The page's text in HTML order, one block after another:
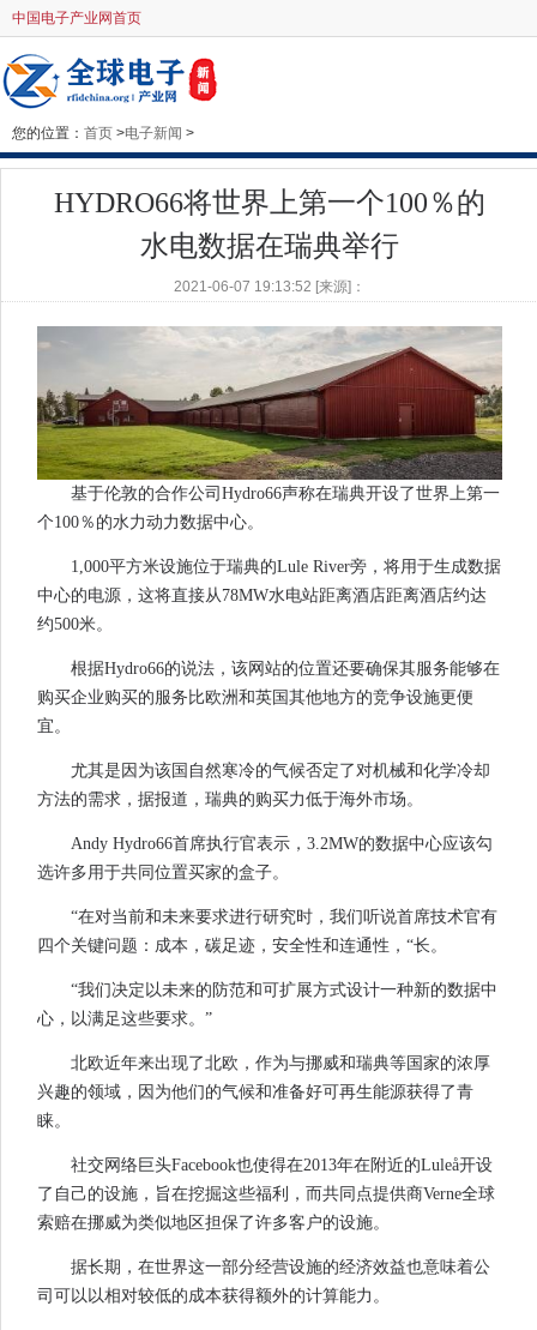
中国电子产业网首页
您的位置： 首页 >电子新闻 >
HYDRO66将世界上第一个100％的
水电数据在瑞典举行
2021-06-07 19:13:52 [来源]：
基于伦敦的合作公司Hydro66声称在瑞典开设了世界上第一
个100％的水力动力数据中心。
1,000平方米设施位于瑞典的Lule River旁，将用于生成数据
中心的电源，这将直接从78MW水电站距离酒店距离酒店约达
约500米。
根据Hydro66的说法，该网站的位置还要确保其服务能够在
购买企业购买的服务比欧洲和英国其他地方的竞争设施更便
宜。
尤其是因为该国自然寒冷的气候否定了对机械和化学冷却
方法的需求，据报道，瑞典的购买力低于海外市场。
Andy Hydro66首席执行官表示，3.2MW的数据中心应该勾
选许多用于共同位置买家的盒子。
“在对当前和未来要求进行研究时，我们听说首席技术官有
四个关键问题：成本，碳足迹，安全性和连通性，“长。
“我们决定以未来的防范和可扩展方式设计一种新的数据中
心，以满足这些要求。”
北欧近年来出现了北欧，作为与挪威和瑞典等国家的浓厚
兴趣的领域，因为他们的气候和准备好可再生能源获得了青
睐。
社交网络巨头Facebook也使得在2013年在附近的Luleå开设
了自己的设施，旨在挖掘这些福利，而共同点提供商Verne全球
索赔在挪威为类似地区担保了许多客户的设施。
据长期，在世界这一部分经营设施的经济效益也意味着公
司可以以相对较低的成本获得额外的计算能力。